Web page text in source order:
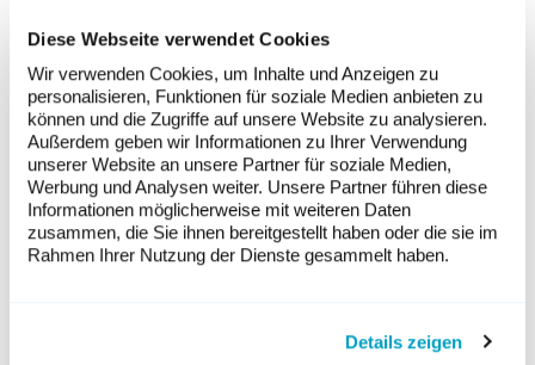
Diese Webseite verwendet Cookies
Wir verwenden Cookies, um Inhalte und Anzeigen zu
personalisieren, Funktionen für soziale Medien anbieten zu
können und die Zugriffe auf unsere Website zu analysieren.
Außerdem geben wir Informationen zu Ihrer Verwendung
unserer Website an unsere Partner für soziale Medien,
Werbung und Analysen weiter. Unsere Partner führen diese
Informationen möglicherweise mit weiteren Daten
zusammen, die Sie ihnen bereitgestellt haben oder die sie im
Rahmen Ihrer Nutzung der Dienste gesammelt haben.
Details zeigen
landschaftlichen Auswirkungen zu
reduzieren: Die Anzahl der
Windenergieanlagen wurde verringert
und die beiden ursprünglich in der Nähe
des Chasseron-Gipfels geplanten Anlagen
wurden gestrichen. Das Gericht hält
zudem fest, dass das Projekt aufgrund
seines Beitrags zur erneuerbaren
Energieproduktion von überwiegendem
Bundesgericht erhoben werden.